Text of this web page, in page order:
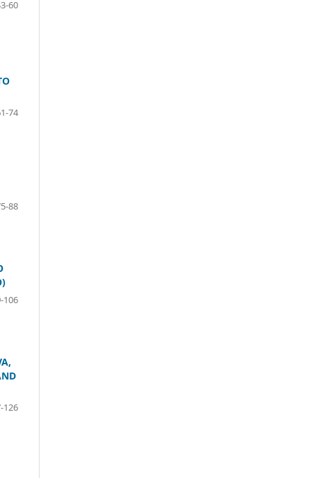
60
74
88
106
126